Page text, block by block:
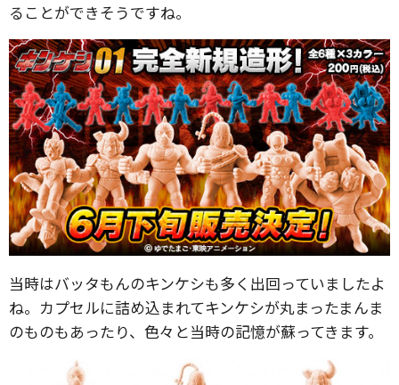
ることができそうですね。
当時はバッタもんのキンケシも多く出回っていましたよ
ね。カプセルに詰め込まれてキンケシが丸まったまんま
のものもあったり、色々と当時の記憶が蘇ってきます。